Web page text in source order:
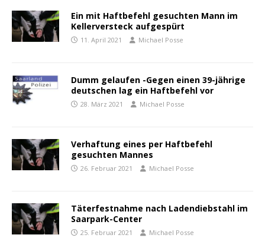
Ein mit Haftbefehl gesuchten Mann im
Kellerversteck aufgespürt
11. April 2021 Michael Posse
Dumm gelaufen -Gegen einen 39-jährige
deutschen lag ein Haftbefehl vor
28. März 2021 Michael Posse
Verhaftung eines per Haftbefehl
gesuchten Mannes
26. Februar 2021 Michael Posse
Täterfestnahme nach Ladendiebstahl im
Saarpark-Center
25. Februar 2021 Michael Posse